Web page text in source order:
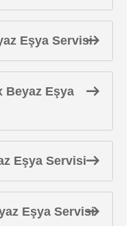
Eşya Servisi
Beyaz Eşya
Eşya Servisi
Eşya Servisi